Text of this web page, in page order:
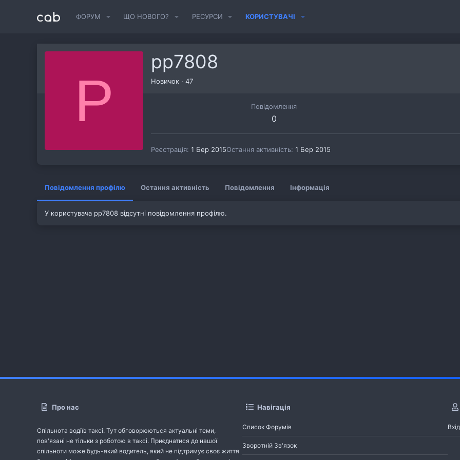
ФОРУМ ЩО НОВОГО? РЕСУРСИ КОРИСТУВАЧІ
P
pp7808
Новичок · 47
Повідомлення
0
Реєстрація 1 Бер 2015Остання активність 1 Бер 2015
Повідомлення профілю Остання активність Повідомлення Інформація
У користувача pp7808 відсутні повідомлення профілю.
Про нас
Спільнота водіїв таксі. Тут обговорюються актуальні теми,
пов'язані не тільки з роботою в таксі. Приєднатися до нашої
спільноти може будь-який водитель, який не підтримує своє життя
Навігація
Список Форумів
Зворотній Зв'язок
Вхід